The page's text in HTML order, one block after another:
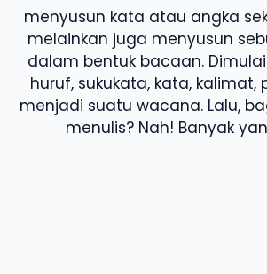
menyusun kata atau angka
melainkan juga menyusun
dalam bentuk bacaan.
huruf, sukukata, kata, kalimat,
menjadi suatu wacana. Lalu,
menulis? Nah! Banyak